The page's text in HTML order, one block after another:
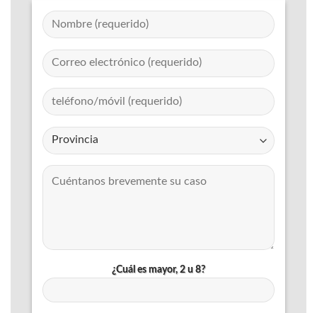
¿Cuál es mayor, 2 u 8?